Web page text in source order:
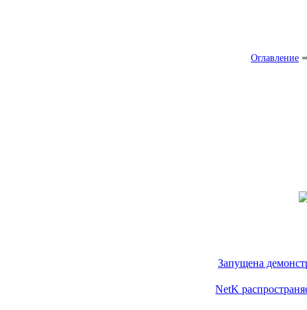
Оглавление
Запущена
NetK